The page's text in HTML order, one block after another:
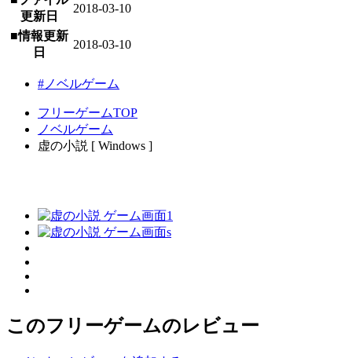
更新日
2018-03-10
■情報更新
日
2018-03-10
#ノベルゲーム
フリーゲームTOP
ノベルゲーム
虚の小説 [ Windows ]
このフリーゲームのレビュー